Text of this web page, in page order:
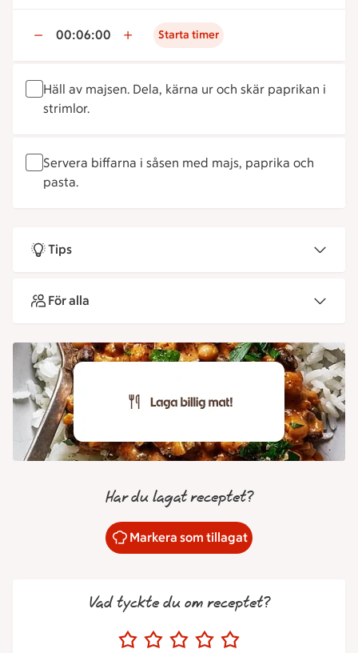
00:06:00 Starta timer
Häll av majsen. Dela, kärna ur och skär paprikan i
strimlor.
Servera biffarna i såsen med majs, paprika och
pasta.
Tips
För alla
Har du lagat receptet?
Markera som tillagat
Vad tyckte du om receptet?